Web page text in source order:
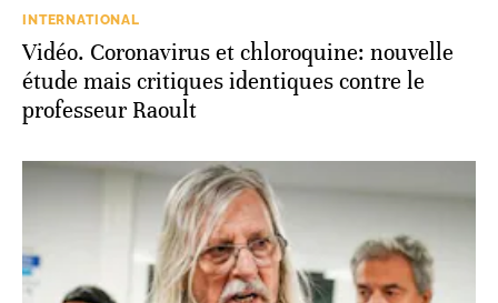
INTERNATIONAL
Vidéo. Coronavirus et chloroquine: nouvelle
étude mais critiques identiques contre le
professeur Raoult